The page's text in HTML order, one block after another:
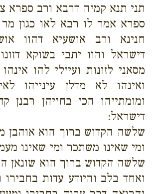
תני תנא קמיה דרבא ורב ספרא
ספרא אמר לו רבא לאו כגון
חנינא ורב אושעיא דהוו
דישראל והוו יתבי בשוקא
מסאני לזונות ועיילי להו
ואינהו לא מדלן עינייהו
ומומתייהו הכי בחייהן רבנן
דישראל:
שלשה הקדוש ברוך הוא אוהבן
ומי שאינו משתכר ומי שאינו
שלשה הקדוש ברוך הוא שונאן
ואחד בלב והיודע עדות בחבירו